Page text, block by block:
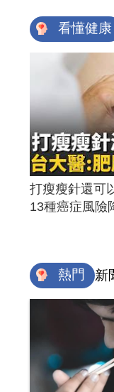
看懂健康
打瘦瘦針還可
13種癌症風險
熱門 新